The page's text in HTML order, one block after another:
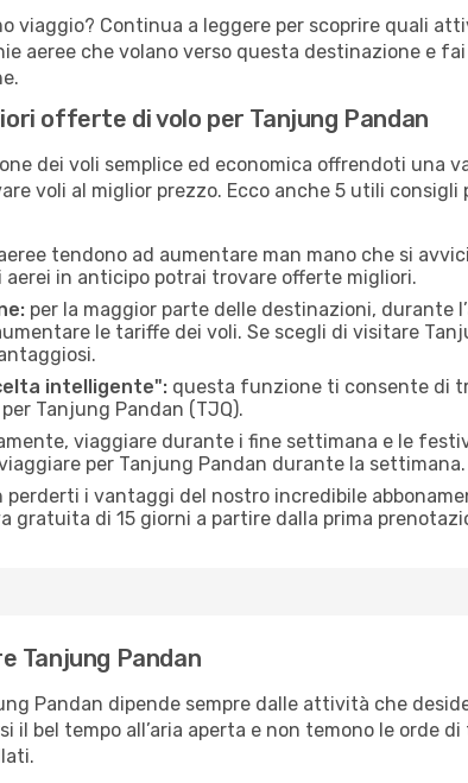
viaggio? Continua a leggere per scoprire quali
aeree che volano verso questa destinazione e
offerte di volo per Tanjung Pandan
dei voli semplice ed economica offrendoti una
voli al miglior prezzo. Ecco anche 5 utili
tendono ad aumentare man mano che si
in anticipo potrai trovare offerte migliori.
per la maggior parte delle destinazioni, durante
le tariffe dei voli. Se scegli di visitare
intelligente": questa funzione ti consente di
Tanjung Pandan (TJQ).
viaggiare durante i fine settimana e le
per Tanjung Pandan durante la settimana.
perderti i vantaggi del nostro incredibile
gratuita di 15 giorni a partire dalla prima
Tanjung Pandan
Pandan dipende sempre dalle attività che
il bel tempo all’aria aperta e non temono le